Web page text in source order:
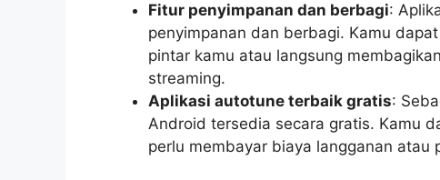
Fitur penyimpanan dan berbagi:
penyimpanan dan berbagi. Kamu
pintar kamu atau langsung
streaming.
Aplikasi autotune terbaik gratis:
Android tersedia secara gratis. Kamu
perlu membayar biaya langganan atau